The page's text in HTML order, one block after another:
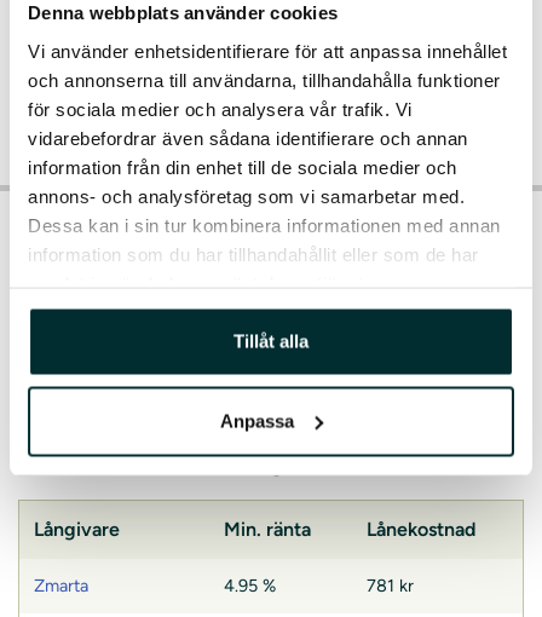
Denna webbplats använder cookies
Vi använder enhetsidentifierare för att anpassa innehållet
och annonserna till användarna, tillhandahålla funktioner
för sociala medier och analysera vår trafik. Vi
vidarebefordrar även sådana identifierare och annan
information från din enhet till de sociala medier och
annons- och analysföretag som vi samarbetar med.
Dessa kan i sin tur kombinera informationen med annan
information som du har tillhandahållit eller som de har
Tillåt alla
Anpassa
Lördag
–
Söndag
–
Så billiga är lån från Brixo
I tabellen ser du ungefär vad ett lån på10 000 kri36
(19.95 %) jämfört med samma löptid och lägsta möjliga
ränta hos ett urval andra långivare.
Långivare Min. ränta Lånekostnad
Zmarta 4.95 % 781 kr